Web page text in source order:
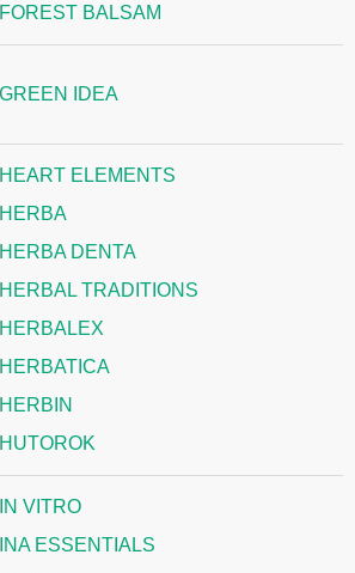
FOREST BALSAM
GREEN IDEA
HEART ELEMENTS
HERBA
HERBA DENTA
HERBAL TRADITIONS
HERBALEX
HERBATICA
HERBIN
HUTOROK
IN VITRO
INA ESSENTIALS